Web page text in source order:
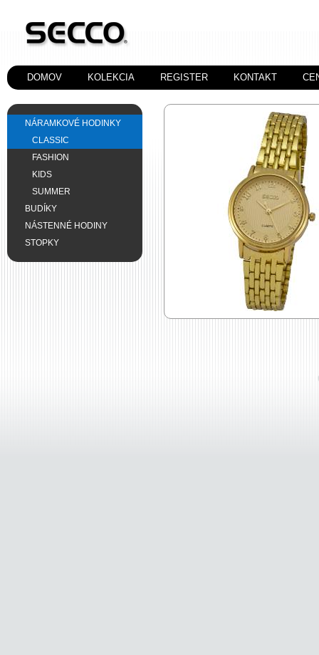
DOMOV KOLEKCIA REGISTER KONTAKT
NÁRAMKOVÉ HODINKY
CLASSIC
FASHION
KIDS
SUMMER
BUDÍKY
NÁSTENNÉ HODINY
STOPKY